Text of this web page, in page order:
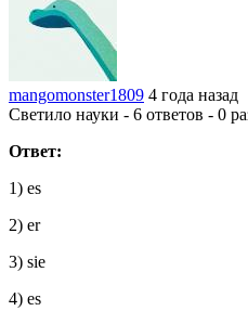
mangomonster1809 4 года назад
Светило науки - 6 ответов - 0
Ответ:
1) es
2) er
3) sie
4) es